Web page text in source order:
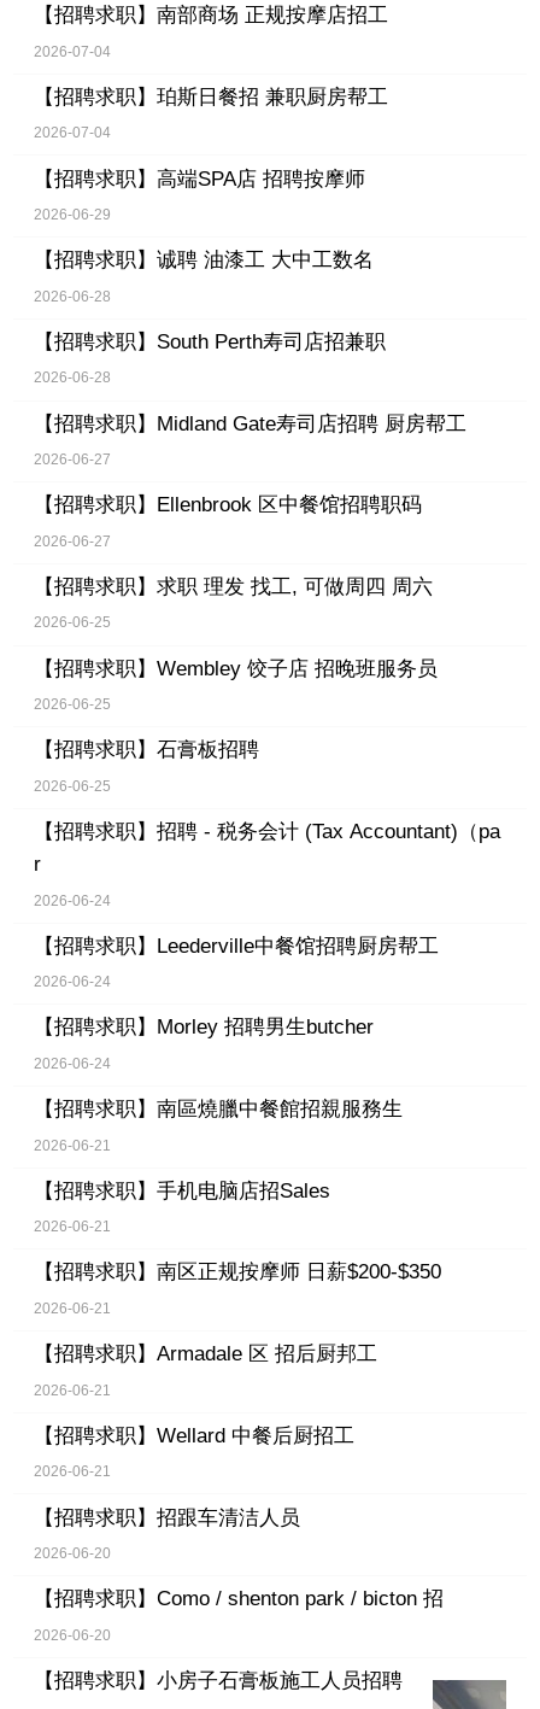
【招聘求职】 南部商场 正规按摩店招工
2026-07-04
【招聘求职】 珀斯日餐招 兼职厨房帮工
2026-07-04
【招聘求职】 高端SPA店 招聘按摩师
2026-06-29
【招聘求职】 诚聘 油漆工 大中工数名
2026-06-28
【招聘求职】 South Perth寿司店招兼职
2026-06-28
【招聘求职】 Midland Gate寿司店招聘 厨房帮工
2026-06-27
【招聘求职】 Ellenbrook 区中餐馆招聘职码
2026-06-27
【招聘求职】 求职 理发 找工, 可做周四 周六
2026-06-25
【招聘求职】 Wembley 饺子店 招晚班服务员
2026-06-25
【招聘求职】 石膏板招聘
2026-06-25
【招聘求职】 招聘 - 税务会计 (Tax Accountant)（pa
r
2026-06-24
【招聘求职】 Leederville中餐馆招聘厨房帮工
2026-06-24
【招聘求职】 Morley 招聘男生butcher
2026-06-24
【招聘求职】 南區燒臘中餐館招親服務生
2026-06-21
【招聘求职】 手机电脑店招Sales
2026-06-21
【招聘求职】 南区正规按摩师 日薪$200-$350
2026-06-21
【招聘求职】 Armadale 区 招后厨邦工
2026-06-21
【招聘求职】 Wellard 中餐后厨招工
2026-06-21
【招聘求职】 招跟车清洁人员
2026-06-20
【招聘求职】 Como / shenton park / bicton 招
2026-06-20
【招聘求职】 小房子石膏板施工人员招聘